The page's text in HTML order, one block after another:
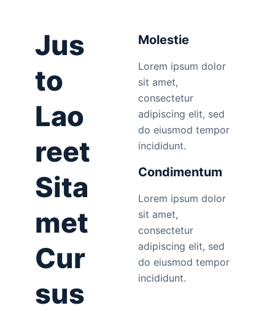
Jus
to
Lao
reet
Sita
met
Cur
sus
Molestie
Lorem ipsum dolor
sit amet,
consectetur
adipiscing elit, sed
do eiusmod tempor
incididunt.
Condimentum
Lorem ipsum dolor
sit amet,
consectetur
adipiscing elit, sed
do eiusmod tempor
incididunt.